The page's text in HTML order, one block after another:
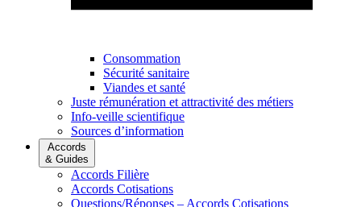
Consommation
Sécurité sanitaire
Viandes et santé
Juste rémunération et attractivité des métiers
Info-veille scientifique
Sources d’information
Accords
& Guides
Accords Filière
Accords Cotisations
Questions/Réponses – Accords Cotisations